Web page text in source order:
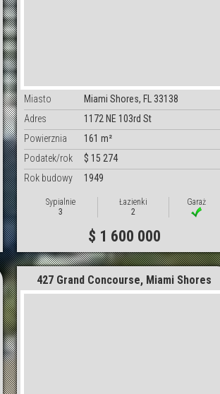
Miasto
Miami Shores, FL 33138
Adres
1172 NE 103rd St
Powierznia
161 m²
Podatek/rok
$ 15 274
Rok budowy
1949
Sypialnie
3
Łazienki
2
Garaż
$ 1 600 000
427 Grand Concourse, Miami Shores